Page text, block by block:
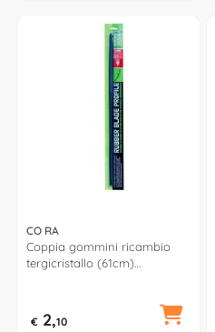
CO RA
Coppia gommini ricambio
tergicristallo (61cm)
€ 2,10